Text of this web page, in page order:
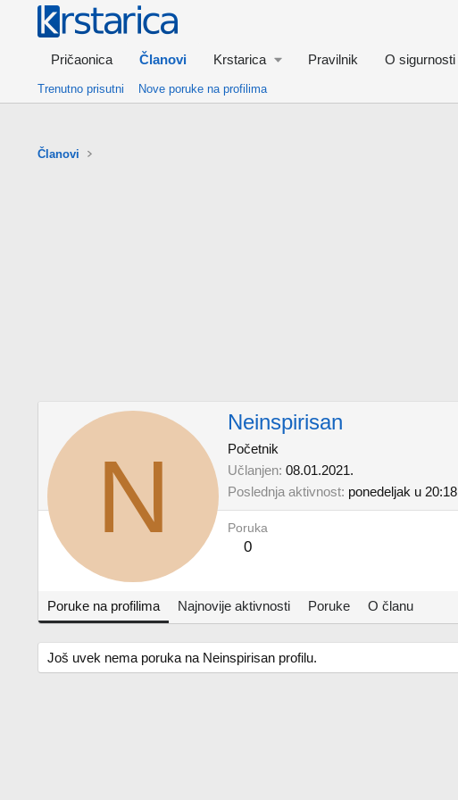
Pričaonica Članovi Krstarica Pravilnik O sigurnosti
Trenutno prisutni Nove poruke na profilima
Članovi
N
Neinspirisan
Početnik
Učlanjen 08.01.2021.
Poslednja aktivnost ponedelјak u 20:18
Poruka
0
Poruke na profilima Najnovije aktivnosti Poruke O članu
Još uvek nema poruka na Neinspirisan profilu.